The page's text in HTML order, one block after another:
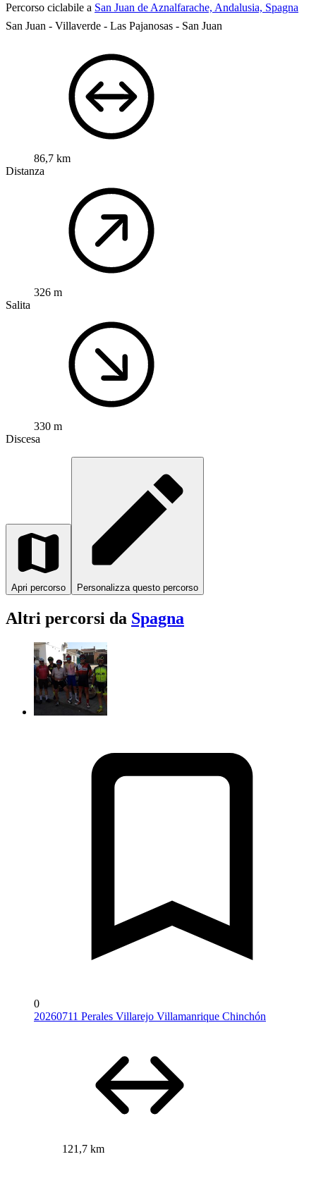
Percorso ciclabile a San Juan de Aznalfarache, Andalusia, Spagna
San Juan - Villaverde - Las Pajanosas - San Juan
86,7 km
Distanza
326 m
Salita
330 m
Discesa
Apri percorso Personalizza questo percorso
Altri percorsi da Spagna
0
20260711 Perales Villarejo Villamanrique Chinchón
121,7 km